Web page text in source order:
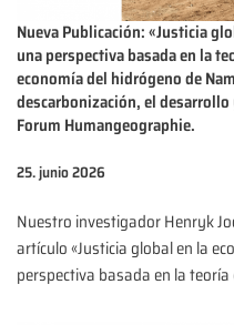
Nueva Publicación: «Justicia
una perspectiva basada en la
economía del hidrógeno de
descarbonización, el
Forum Humangeographie.
25. junio 2026
Nuestro investigador Henryk
artículo «Justicia global en la
perspectiva basada en la